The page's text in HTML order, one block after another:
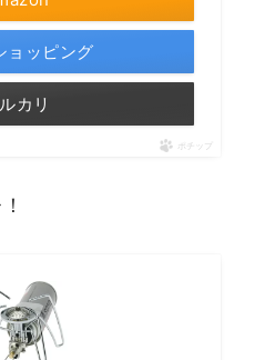
ョッピング
カリ
ポチップ